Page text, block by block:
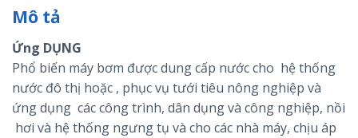
Mô tả
Ứng DỤNG
Phổ biến máy bơm được dung cấp nước cho hệ thống
nước đô thị hoặc , phục vụ tưới tiêu nông nghiệp và
ứng dụng các công trình, dân dụng và công nghiệp, nồi
hơi và hệ thống ngưng tụ và cho các nhà máy, chịu áp